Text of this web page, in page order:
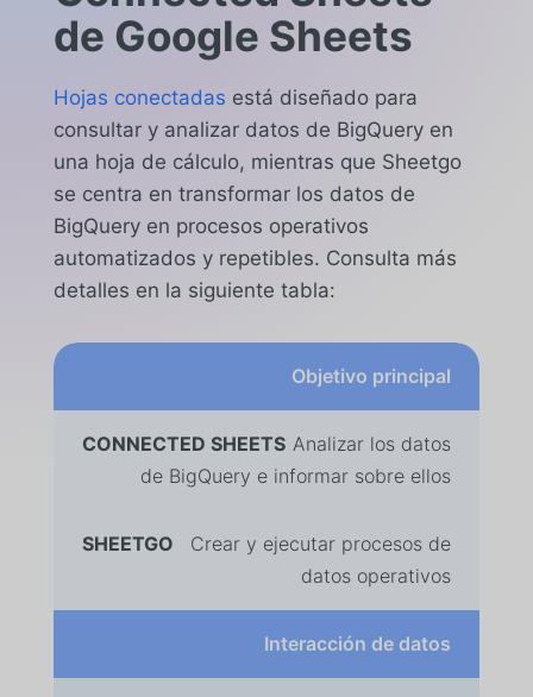
de Google Sheets
Hojas conectadas está diseñado para
consultar y analizar datos de BigQuery en
una hoja de cálculo, mientras que Sheetgo
se centra en transformar los datos de
BigQuery en procesos operativos
automatizados y repetibles. Consulta más
detalles en la siguiente tabla:
Sheetgo
Objetivo principal
Analizar los datos
de BigQuery e informar sobre ellos
Crear y ejecutar procesos de
datos operativos
Interacción de datos